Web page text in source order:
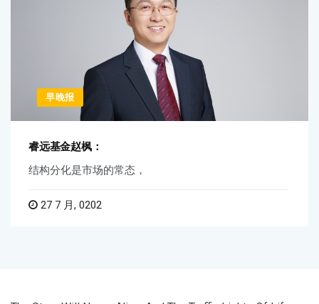
早晚报
睿远基金赵枫：
结构分化是市场的常态，
27 7 月, 0202